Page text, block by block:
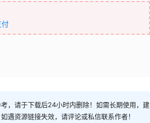
付
，请于下载后24小时内删除！如需长期使用，建
遇资源链接失效，请评论或私信联系作者！